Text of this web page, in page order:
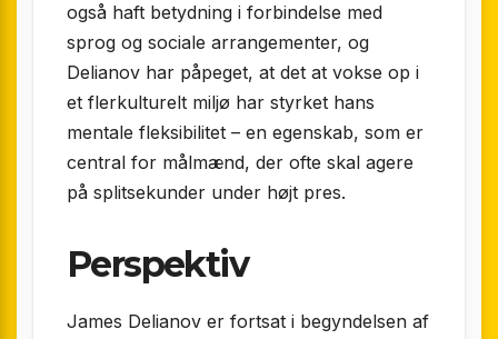
også haft betydning i forbindelse med
sprog og sociale arrangementer, og
Delianov har påpeget, at det at vokse op i
et flerkulturelt miljø har styrket hans
mentale fleksibilitet – en egenskab, som er
central for målmænd, der ofte skal agere
på splitsekunder under højt pres.
Perspektiv
James Delianov er fortsat i begyndelsen af